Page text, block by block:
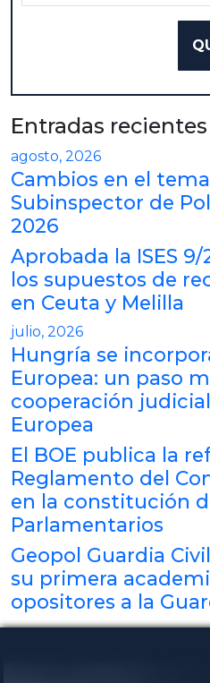
Entradas recientes
agosto, 2026
Cambios en el
Subinspector de
2026
Aprobada la ISES
los supuestos de
en Ceuta y Melilla
julio, 2026
Hungría se
Europea: un paso
cooperación
Europea
El BOE publica la
Reglamento del
en la constitución
Parlamentarios
Geopol Guardia
su primera
opositores a la